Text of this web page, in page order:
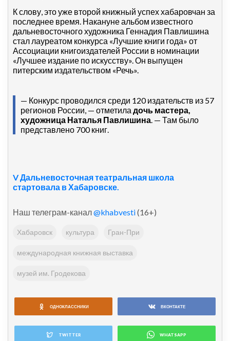
К слову, это уже второй книжный успех хабаровчан за
последнее время. Накануне альбом известного
дальневосточного художника Геннадия Павлишина
стал лауреатом конкурса «Лучшие книги года» от
Ассоциации книгоиздателей России в номинации
«Лучшее издание по искусству». Он выпущен
питерским издательством «Речь».
— Конкурс проводился среди 120 издательств из 57
регионов России, — отметила дочь мастера,
художница Наталья Павлишина. — Там было
представлено 700 книг.
V Дальневосточная театральная школа
стартовала в Хабаровске.
Наш телеграм-канал@khabvesti(16+)
Хабаровск культура Гран-При
международная книжная выставка
музей им. Гродекова
ОДНОКЛАССНИКИ ВКОНТАКТЕ
TWITTER WHATSAPP